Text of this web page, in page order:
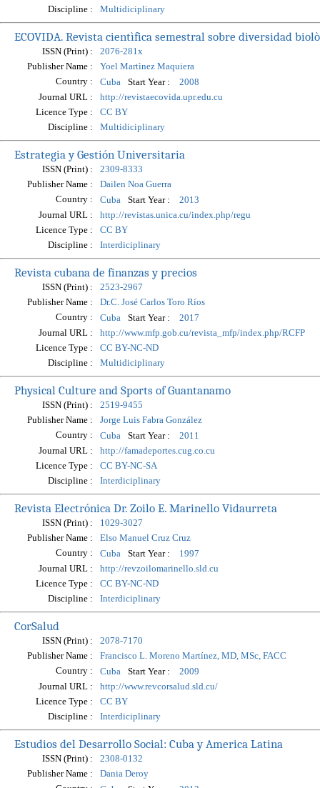
Discipline :
Multidiciplinary
ECOVIDA. Revista cientìfica semestral sobre diversidad
ISSN (Print) :
2076-281x
Publisher Name :
Yoel Martìnez Maquiera
Country :
Cuba Start Year :
2008
Journal URL :
http://revistaecovida.upr.edu.cu
Licence Type :
CC BY
Discipline :
Multidiciplinary
Estrategia y Gestión Universitaria
ISSN (Print) :
2309-8333
Publisher Name :
Dailen Noa Guerra
Country :
Cuba Start Year :
2013
Journal URL :
http://revistas.unica.cu/index.php/regu
Licence Type :
CC BY
Discipline :
Interdiciplinary
Revista cubana de finanzas y precios
ISSN (Print) :
2523-2967
Publisher Name :
Dr.C. José Carlos Toro Ríos
Country :
Cuba Start Year :
2017
Journal URL :
http://www.mfp.gob.cu/revista_mfp/index.php/RCFP
Licence Type :
CC BY-NC-ND
Discipline :
Multidiciplinary
Physical Culture and Sports of Guantanamo
ISSN (Print) :
2519-9455
Publisher Name :
Jorge Luis Fabra González
Country :
Cuba Start Year :
2011
Journal URL :
http://famadeportes.cug.co.cu
Licence Type :
CC BY-NC-SA
Discipline :
Interdiciplinary
Revista Electrónica Dr. Zoilo E. Marinello Vidaurreta
ISSN (Print) :
1029-3027
Publisher Name :
Elso Manuel Cruz Cruz
Country :
Cuba Start Year :
1997
Journal URL :
http://revzoilomarinello.sld.cu
Licence Type :
CC BY-NC-ND
Discipline :
Interdiciplinary
CorSalud
ISSN (Print) :
2078-7170
Publisher Name :
Francisco L. Moreno Martínez, MD, MSc, FACC
Country :
Cuba Start Year :
2009
Journal URL :
http://www.revcorsalud.sld.cu/
Licence Type :
CC BY
Discipline :
Interdiciplinary
Estudios del Desarrollo Social: Cuba y America Latina
ISSN (Print) :
2308-0132
Publisher Name :
Dania Deroy